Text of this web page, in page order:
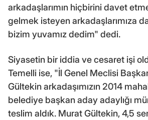
arkadaşlarımın hiçbirini davet
gelmek isteyen arkadaşlarımıza
bizim yuvamız dedim" dedi.
Siyasetin bir iddia ve cesaret işi
Temelli ise, "İl Genel Meclisi
Gültekin arkadaşımızın 2014
belediye başkan aday adaylığı
teslim aldık. Murat Gültekin, 4,5